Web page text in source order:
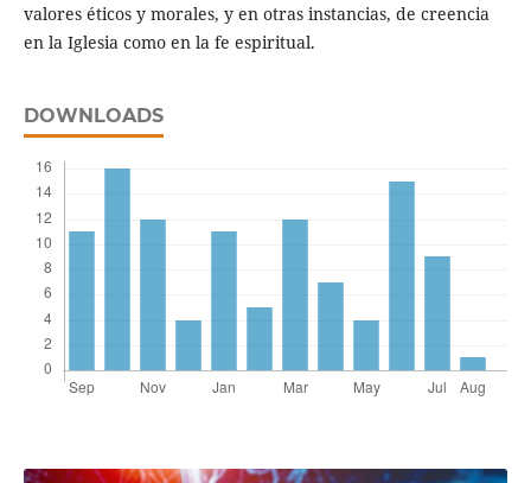
valores éticos y morales, y en otras instancias, de creencia
en la Iglesia como en la fe espiritual.
DOWNLOADS